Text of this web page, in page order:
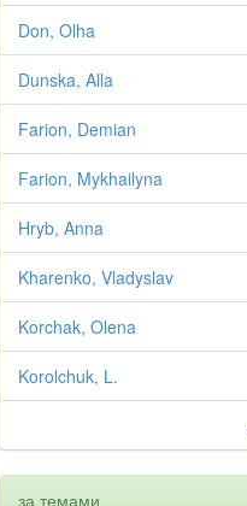
Don, Olha
Dunska, Alla
Farion, Demian
Farion, Mykhailyna
Hryb, Anna
Kharenko, Vladyslav
Korchak, Olena
Korolchuk, L.
за темами